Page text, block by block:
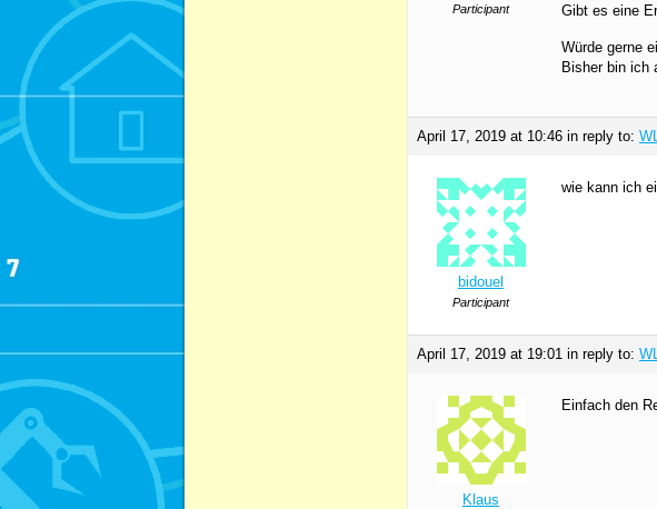
Participant
Gibt es eine
Würde gerne
Bisher bin ich
April 17, 2019 at 10:46 in reply to:
bidouel
Participant
wie kann ich
April 17, 2019 at 19:01 in reply to:
Klaus
Einfach den